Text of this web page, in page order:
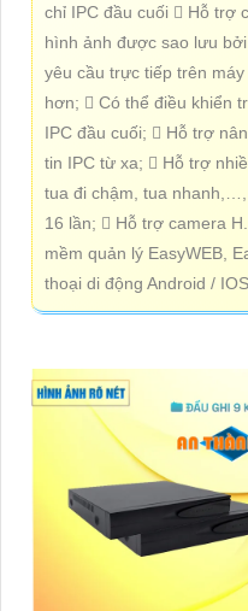
chỉ IPC đầu cuối  Hỗ trợ
hình ảnh được sao lưu
yêu cầu trực tiếp trên
hơn;  Có thể điều khiển
IPC đầu cuối;  Hỗ trợ
tin IPC từ xa;  Hỗ trợ
tua đi chậm, tua
16 lần;  Hỗ trợ camera
mềm quản lý EasyWEB,
thoại di động Android /